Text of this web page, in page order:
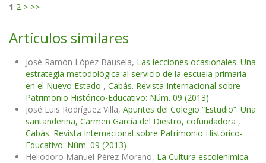
1 2 > >>
Artículos similares
José Ramón López Bausela, Las lecciones ocasionales: Una
estrategia metodológica al servicio de la escuela primaria
en el Nuevo Estado , Cabás. Revista Internacional sobre
Patrimonio Histórico-Educativo: Núm. 09 (2013)
José Luis Rodríguez Villa, Apuntes del Colegio “Estudio”: Una
santanderina, Carmen García del Diestro, cofundadora ,
Cabás. Revista Internacional sobre Patrimonio Histórico-
Educativo: Núm. 09 (2013)
Heliodoro Manuel Pérez Moreno, La Cultura escolenímica